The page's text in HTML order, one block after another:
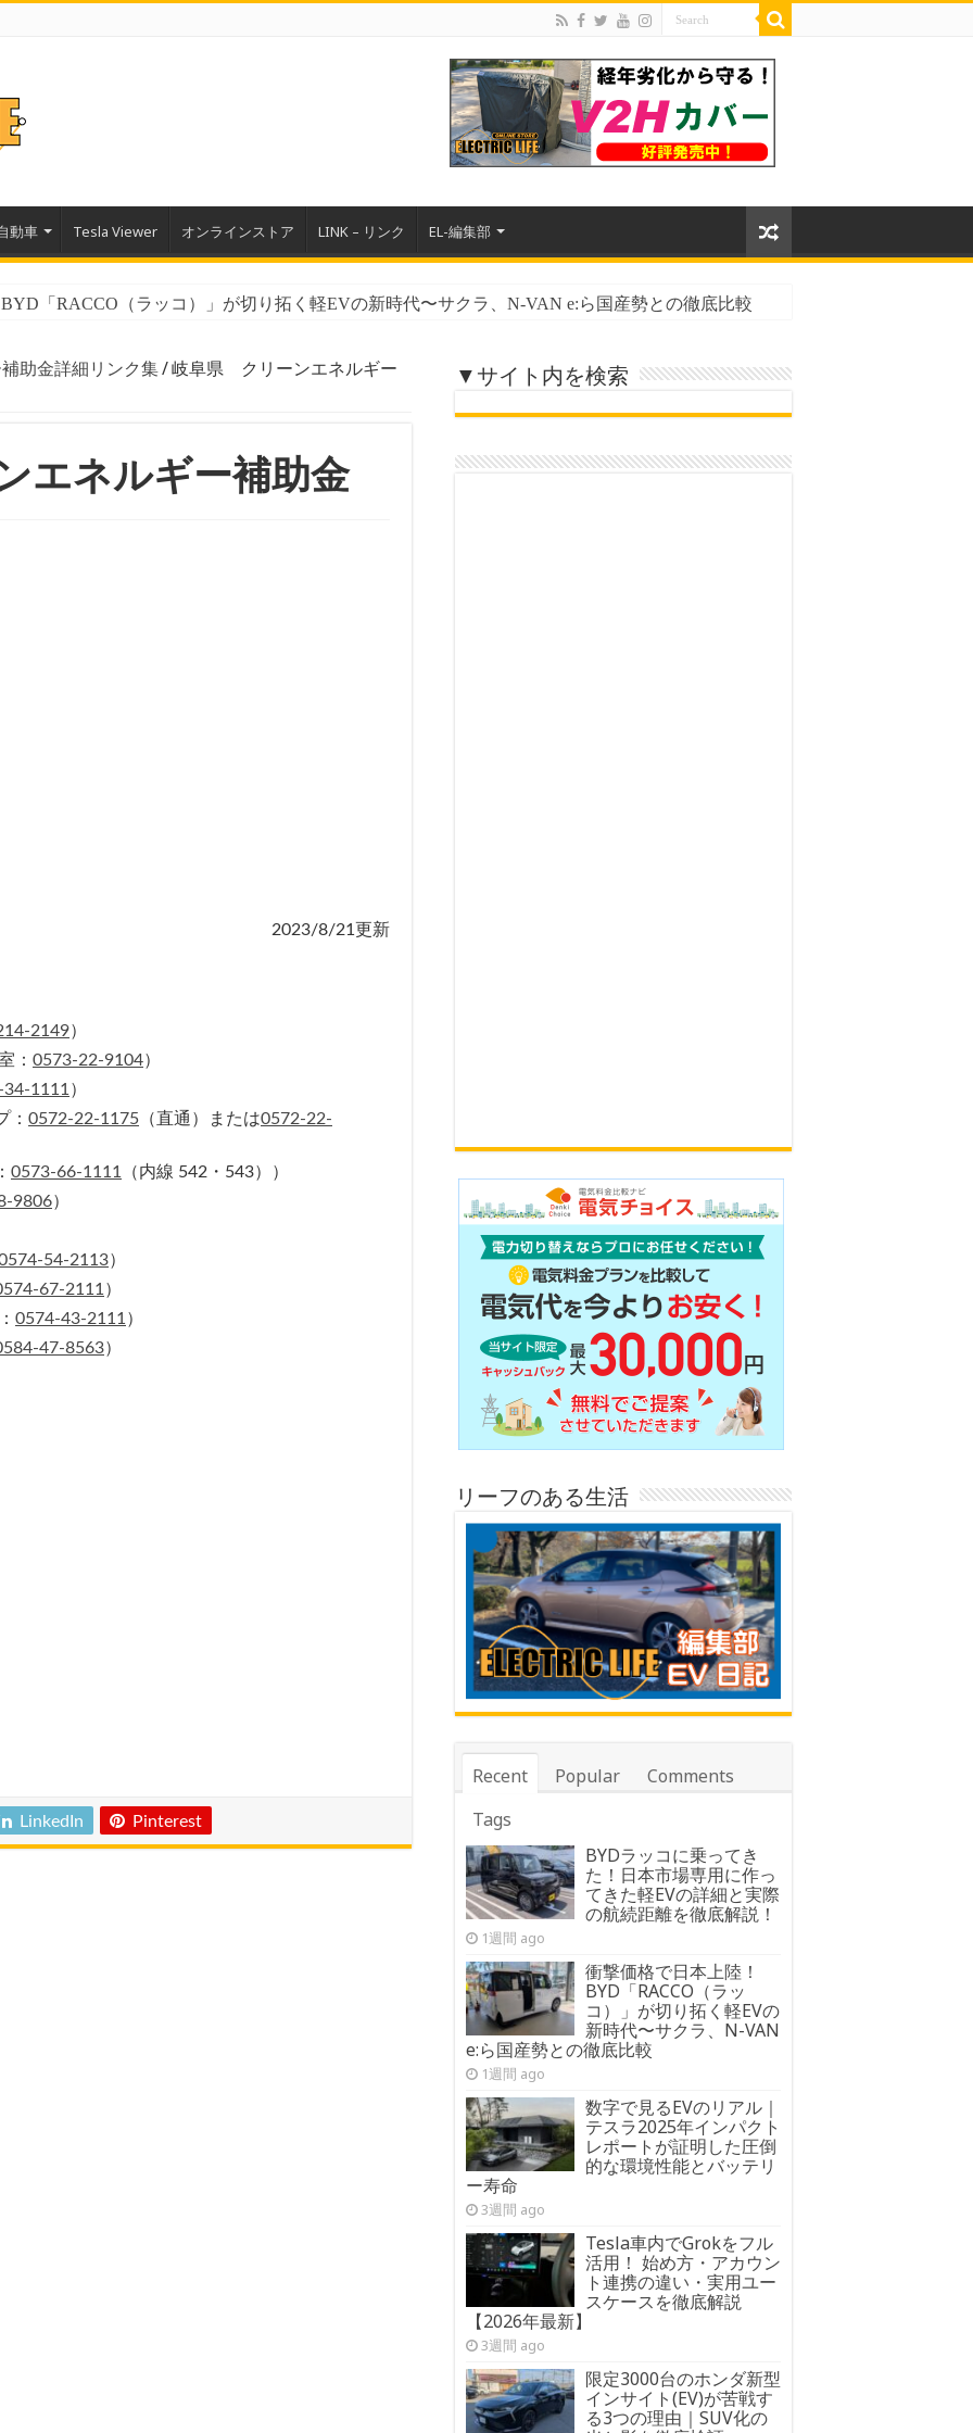
動車 Tesla Viewer オンラインストア LINK – リンク EL-編集部
「RACCO（ラッコ）」が切り拓く軽EVの新時代〜サクラ、N-VAN e:ら国産勢との徹底比較
助金詳細リンク集/岐阜県 クリーンエネルギー
エネルギー補助金
2023/8/21更新
2149）
： 0573-22-9104）
1111 ）
： 0572-22-1175 （直通）または0572-22-
0573-66-1111
（内線 542・543））
9806）
54-2113）
67-2111 ）
0574-43-2111 ）
47-8563）
LinkedIn Pinterest
▼サイト内を検索
リーフのある生活
Recent Popular
Comments
Tags
BYDラッコに乗ってき
た！日本市場専用に作っ
てきた軽EVの詳細と実際
の航続距離を徹底解説！
1週間 ago
衝撃価格で日本上陸！
BYD「RACCO（ラッ
コ）」が切り拓く軽EVの
新時代〜サクラ、N-VAN
e:ら国産勢との徹底比較
1週間 ago
数字で見るEVのリアル｜
テスラ2025年インパクト
レポートが証明した圧倒
的な環境性能とバッテリ
ー寿命
3週間 ago
Tesla車内でGrokをフル
活用！ 始め方・アカウン
ト連携の違い・実用ユー
スケースを徹底解説
【2026年最新】
3週間 ago
限定3000台のホンダ新型
インサイト(EV)が苦戦す
る3つの理由｜SUV化の